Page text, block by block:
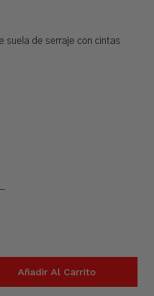
suela de serraje con cintas
Añadir Al Carrito